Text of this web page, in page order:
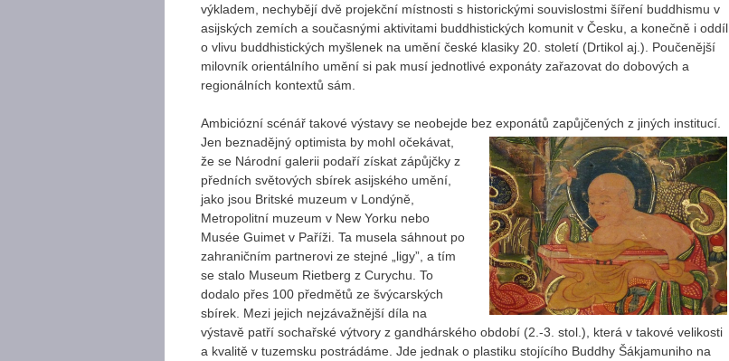
výkladem, nechybějí dvě projekční místnosti s historickými souvislostmi šíření buddhismu v
asijských zemích a současnými aktivitami buddhistických komunit v Česku, a konečně i oddíl
o vlivu buddhistických myšlenek na umění české klasiky 20. století (Drtikol aj.). Poučenější
milovník orientálního umění si pak musí jednotlivé exponáty zařazovat do dobových a
regionálních kontextů sám.
Ambiciózní scénář takové výstavy se neobejde bez exponátů zapůjčených z jiných institucí.
Jen beznadějný optimista by mohl očekávat,
že se Národní galerii podaří získat zápůjčky z
předních světových sbírek asijského umění,
jako jsou Britské muzeum v Londýně,
Metropolitní muzeum v New Yorku nebo
Musée Guimet v Paříži. Ta musela sáhnout po
zahraničním partnerovi ze stejné „ligy”, a tím
se stalo Museum Rietberg z Curychu. To
dodalo přes 100 předmětů ze švýcarských
sbírek. Mezi jejich nejzávažnější díla na
výstavě patří sochařské výtvory z gandhárského období (2.-3. stol.), která v takové velikosti
a kvalitě v tuzemsku postrádáme. Jde jednak o plastiku stojícího Buddhy Šákjamuniho na